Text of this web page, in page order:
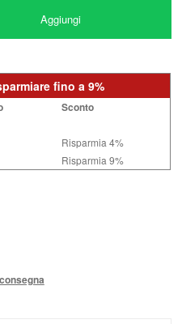
Aggiungi
fino a 9%
Sconto
Risparmia 4%
Risparmia 9%